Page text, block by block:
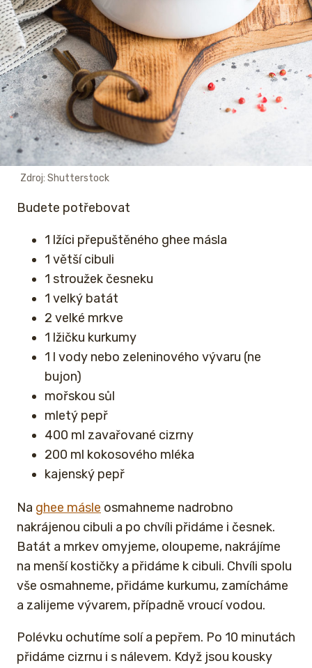
Zdroj: Shutterstock
Budete potřebovat
1 lžíci přepuštěného ghee másla
1 větší cibuli
1 stroužek česneku
1 velký batát
2 velké mrkve
1 lžičku kurkumy
1 l vody nebo zeleninového vývaru (ne
bujon)
mořskou sůl
mletý pepř
400 ml zavařované cizrny
200 ml kokosového mléka
kajenský pepř
Na ghee másle osmahneme nadrobno
nakrájenou cibuli a po chvíli přidáme i česnek.
Batát a mrkev omyjeme, oloupeme, nakrájíme
na menší kostičky a přidáme k cibuli. Chvíli spolu
vše osmahneme, přidáme kurkumu, zamícháme
a zalijeme vývarem, případně vroucí vodou.
Polévku ochutíme solí a pepřem. Po 10 minutách
přidáme cizrnu i s nálevem. Když jsou kousky